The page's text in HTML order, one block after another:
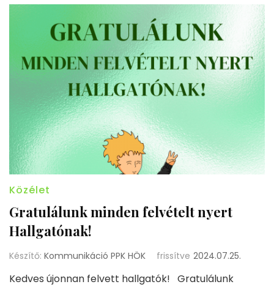
Közélet
Gratulálunk minden felvételt nyert
Hallgatónak!
Készítő: Kommunikáció PPK HÖK frissítve 2024.07.25.
Kedves újonnan felvett hallgatók! Gratulálunk